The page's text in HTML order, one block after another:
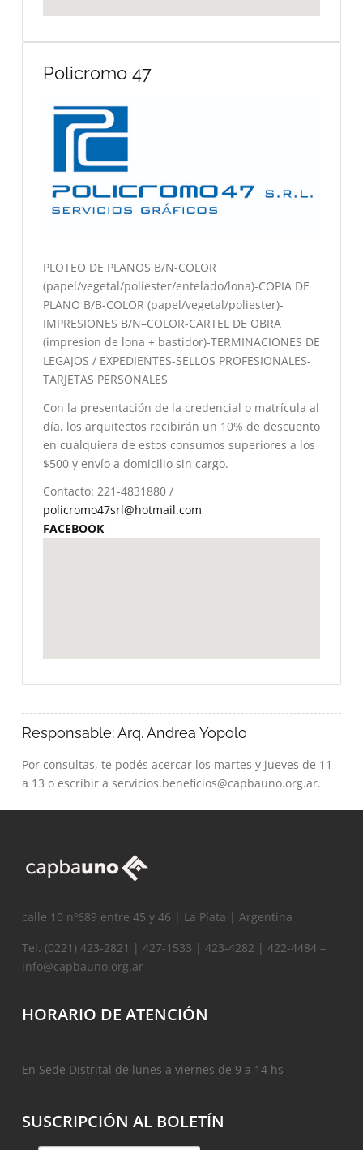
Policromo 47
PLOTEO DE PLANOS B/N-COLOR
(papel/vegetal/poliester/entelado/lona)-COPIA DE
PLANO B/B-COLOR (papel/vegetal/poliester)-
IMPRESIONES B/N–COLOR-CARTEL DE OBRA
(impresion de lona + bastidor)-TERMINACIONES DE
LEGAJOS / EXPEDIENTES-SELLOS PROFESIONALES-
TARJETAS PERSONALES
Con la presentación de la credencial o matrícula al
día, los arquitectos recibirán un 10% de descuento
en cualquiera de estos consumos superiores a los
$500 y envío a domicilio sin cargo.
Contacto: 221-4831880 /
policromo47srl@hotmail.com
FACEBOOK
Responsable: Arq. Andrea Yopolo
Por consultas, te podés acercar los martes y jueves de 11
a 13 o escribir a servicios.beneficios@capbauno.org.ar.
calle 10 nº689 entre 45 y 46 | La Plata | Argentina
Tel. (0221) 423-2821 | 427-1533 | 423-4282 | 422-4484 –
info@capbauno.org.ar
HORARIO DE ATENCIÓN
En Sede Distrital de lunes a viernes de 9 a 14 hs
SUSCRIPCIÓN AL BOLETÍN